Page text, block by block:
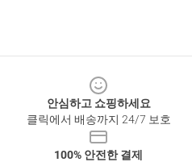
안심하고 쇼핑하세요
클릭에서 배송까지 24/7 보호
100% 안전한 결제